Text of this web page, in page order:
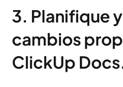
3. Planifique
cambios
ClickUp